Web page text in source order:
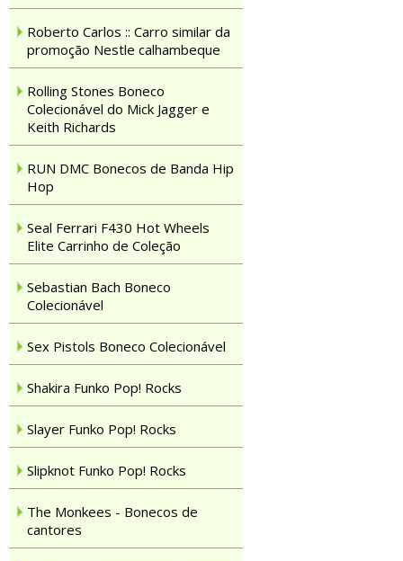
Roberto Carlos :: Carro similar da
promoção Nestle calhambeque
Rolling Stones Boneco
Colecionável do Mick Jagger e
Keith Richards
RUN DMC Bonecos de Banda Hip
Hop
Seal Ferrari F430 Hot Wheels
Elite Carrinho de Coleção
Sebastian Bach Boneco
Colecionável
Sex Pistols Boneco Colecionável
Shakira Funko Pop! Rocks
Slayer Funko Pop! Rocks
Slipknot Funko Pop! Rocks
The Monkees - Bonecos de
cantores